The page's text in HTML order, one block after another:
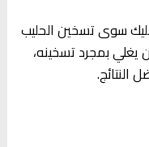
سوى تسخين الحليب
يغلي بمجرد تسخينه،